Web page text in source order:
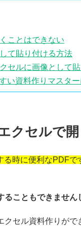
ことはできない
て貼り付ける方法
セルに画像として
い資料作りマスター
クセルで
時に便利なPDF
こともできません
セル資料作りがで